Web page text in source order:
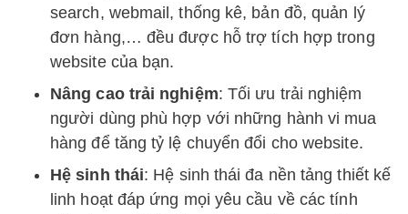
search, webmail, thống kê, bản đồ, quản lý
đơn hàng,… đều được hỗ trợ tích hợp trong
website của bạn.
Nâng cao trải nghiệm: Tối ưu trải nghiệm
người dùng phù hợp với những hành vi mua
hàng để tăng tỷ lệ chuyển đổi cho website.
Hệ sinh thái: Hệ sinh thái đa nền tảng thiết kế
linh hoạt đáp ứng mọi yêu cầu về các tính